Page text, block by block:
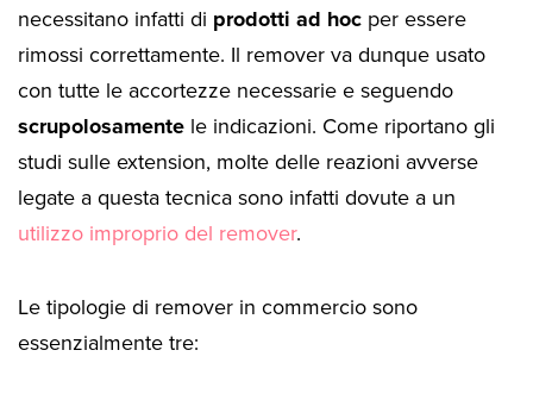
necessitano infatti di prodotti ad hoc per essere
rimossi correttamente. Il remover va dunque usato
con tutte le accortezze necessarie e seguendo
scrupolosamente le indicazioni. Come riportano gli
studi sulle extension, molte delle reazioni avverse
legate a questa tecnica sono infatti dovute a un
utilizzo improprio del remover.
Le tipologie di remover in commercio sono
essenzialmente tre: